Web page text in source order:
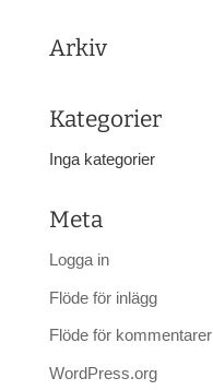
Arkiv
Kategorier
Inga kategorier
Meta
Logga in
Flöde för inlägg
Flöde för kommentarer
WordPress.org